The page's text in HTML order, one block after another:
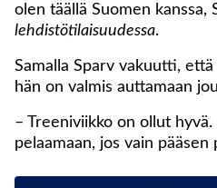
olen täällä Suomen kanssa,
lehdistötilaisuudessa.
Samalla Sparv vakuutti,
hän on valmis auttamaan
– Treeniviikko on ollut
pelaamaan, jos vain pääsen